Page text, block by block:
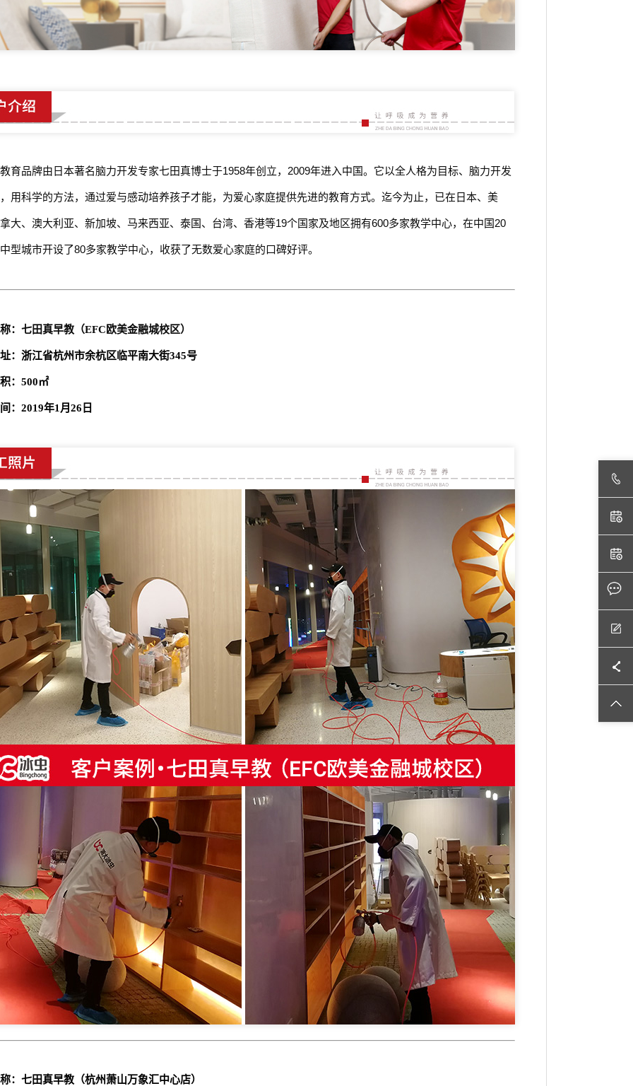
育品牌由日本著名脑力开发专家七田真博士于1958年创立，2009年进入中国。它以全人格为目标、脑力开发
用科学的方法，通过爱与感动培养孩子才能，为爱心家庭提供先进的教育方式。迄今为止，已在日本、美
大、澳大利亚、新加坡、马来西亚、泰国、台湾、香港等19个国家及地区拥有600多家教学中心，在中国20
型城市开设了80多家教学中心，收获了无数爱心家庭的口碑好评。
： 七田真早教（EFC欧美金融城校区）
：浙江省杭州市余杭区临平南大街345号
：500㎡
：2019年1月26日
：七田真早教（杭州萧山万象汇中心店）